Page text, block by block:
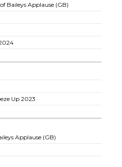
Baileys Applause (GB)
Up 2023
Applause (GB)